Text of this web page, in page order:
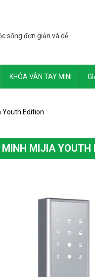
sống đơn giản và dễ
KHÓA VÂN TAY MINI
Youth Edition
MIJIA YOUTH